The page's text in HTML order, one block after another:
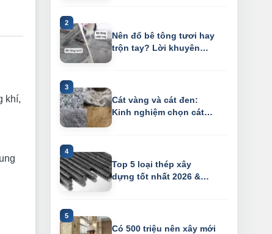
khí,
Nên đổ bê tông tươi hay
trộn tay? Lời khuyên
Cát vàng và cát đen:
Kinh nghiệm chọn cát
Top 5 loại thép xây
dựng tốt nhất 2026 &
Có 500 triệu nên xây mới